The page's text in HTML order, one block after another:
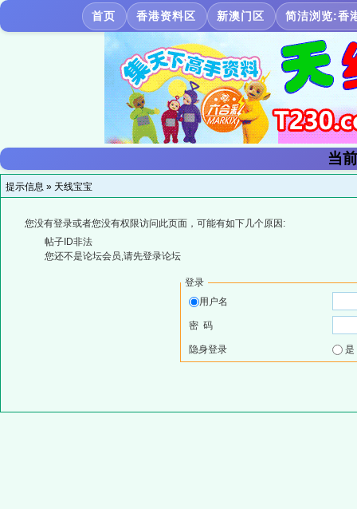
首页 香港资料区 新澳门区 简洁浏览:香
当
提示信息 » 天线宝宝
您没有登录或者您没有权限访问此页面，可能有如下几个原因:
帖子ID非法
您还不是论坛会员,请先登录论坛
登录
用户名
密 码
隐身登录